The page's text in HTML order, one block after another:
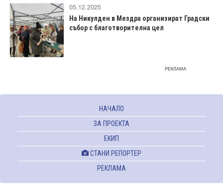
05.12.2025
На Никулден в Мездра организират Градски
събор с благотворителна цел
РЕКЛАМА
НАЧАЛО
ЗА ПРОЕКТА
ЕКИП
СТАНИ РЕПОРТЕР
РЕКЛАМА